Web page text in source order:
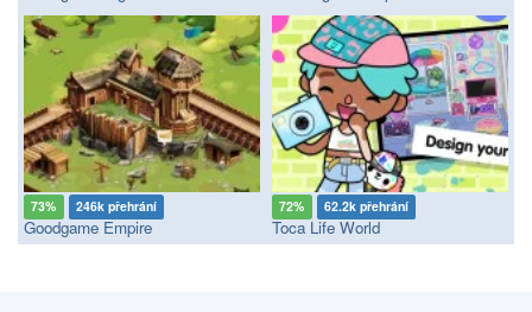
73% 246k přehrání
Goodgame Empire
72% 62.2k přehrání
Toca Life World